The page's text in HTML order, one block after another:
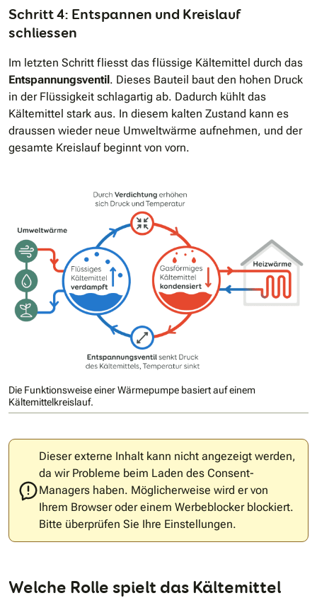
Schritt 4: Entspannen und Kreislauf
schliessen
Im letzten Schritt fliesst das flüssige Kältemittel durch das
Entspannungsventil. Dieses Bauteil baut den hohen Druck
in der Flüssigkeit schlagartig ab. Dadurch kühlt das
Kältemittel stark aus. In diesem kalten Zustand kann es
draussen wieder neue Umweltwärme aufnehmen, und der
gesamte Kreislauf beginnt von vorn.
Die Funktionsweise einer Wärmepumpe basiert auf einem
Kältemittelkreislauf.
Dieser externe Inhalt kann nicht angezeigt werden,
da wir Probleme beim Laden des Consent-
Managers haben. Möglicherweise wird er von
Ihrem Browser oder einem Werbeblocker blockiert.
Bitte überprüfen Sie Ihre Einstellungen.
Welche Rolle spielt das Kältemittel